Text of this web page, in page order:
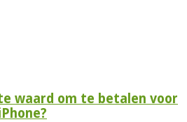
waard om te betalen voor